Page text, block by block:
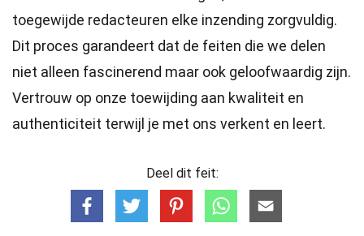
toegewijde redacteuren elke inzending zorgvuldig.
Dit proces garandeert dat de feiten die we delen
niet alleen fascinerend maar ook geloofwaardig zijn.
Vertrouw op onze toewijding aan kwaliteit en
authenticiteit terwijl je met ons verkent en leert.
Deel dit feit: